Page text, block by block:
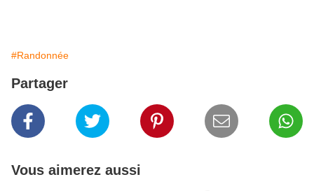
#Randonnée
Partager
Vous aimerez aussi